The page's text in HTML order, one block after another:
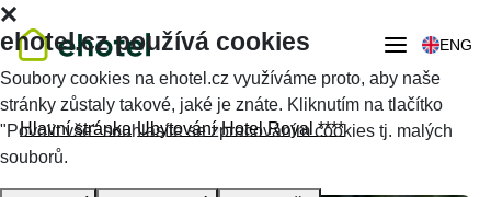
ENG
Hlavní stránka Ubytování Hotel Royal ****
ehotel.cz používá cookies
Soubory cookies na ehotel.cz využíváme proto, aby naše
stránky zůstaly takové, jaké je znáte. Kliknutím na tlačítko
"Povolit vše" souhlasíte se zpracováním cookies tj. malých
souborů.